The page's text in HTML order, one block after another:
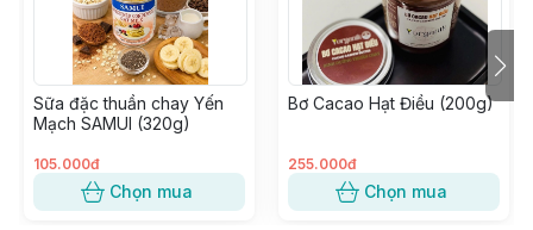
Sữa đặc thuần chay Yến
Mạch SAMUI (320g)
105.000đ
Chọn mua
Bơ Cacao Hạt Điều (200g)
255.000đ
Chọn mua